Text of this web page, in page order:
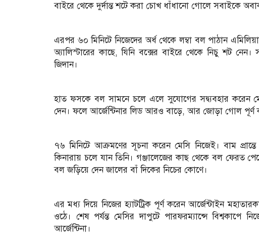
বাইরে থেকে দুর্দান্ত শটে করা চোখ ধাঁধানো গোলে সবাইকে
এরপর ৬০ মিনিটে নিজেদের অর্ধ থেকে লম্বা বল পাঠান
অ্যালিস্টারের কাছে, যিনি বক্সের বাইরে থেকে নিচু শট
জিদান।
হাত ফসকে বল সামনে চলে এলে সুযোগের সদ্ব্যবহার করেন
দেন। ফলে আর্জেন্টিনার লিড আরও বাড়ে, আর জোড়া গোল পূর্ণ
৭৬ মিনিটে আক্রমণের সূচনা করেন মেসি নিজেই। বাম
কিনারায় চলে যান তিনি। গঞ্জালেজের কাছ থেকে বল ফেরত
বল জড়িয়ে দেন জালের বাঁ দিকের নিচের কোণে।
এর মধ্য দিয়ে নিজের হ্যাটট্রিক পূর্ণ করেন আর্জেন্টাইন
ওঠে। শেষ পর্যন্ত মেসির দাপুটে পারফরম্যান্সে বিশ্বকাপে
আর্জেন্টিনা।